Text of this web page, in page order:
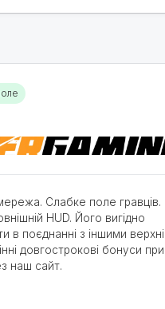
Слабке поле гравців.
HUD. Його вигідно
в поєднанні з іншими
довгострокові бонуси при
наш сайт.